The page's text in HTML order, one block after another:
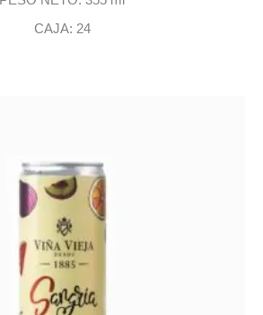
CAJA: 24